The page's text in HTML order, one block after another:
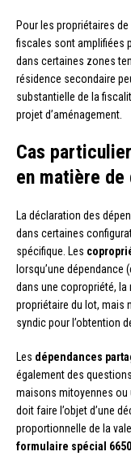
Pour les propriétaires de
fiscales sont amplifiées
dans certaines zones
résidence secondaire
substantielle de la
projet d’aménagement.
Cas
en matière de
La déclaration des
dans certaines
spécifique. Les
lorsqu’une dépendance
dans une copropriété,
propriétaire du lot, mais
syndic pour l’obtention
Les dépendances
également des
maisons mitoyennes ou
doit faire l’objet d’une
proportionnelle de la
formulaire spécial 6650